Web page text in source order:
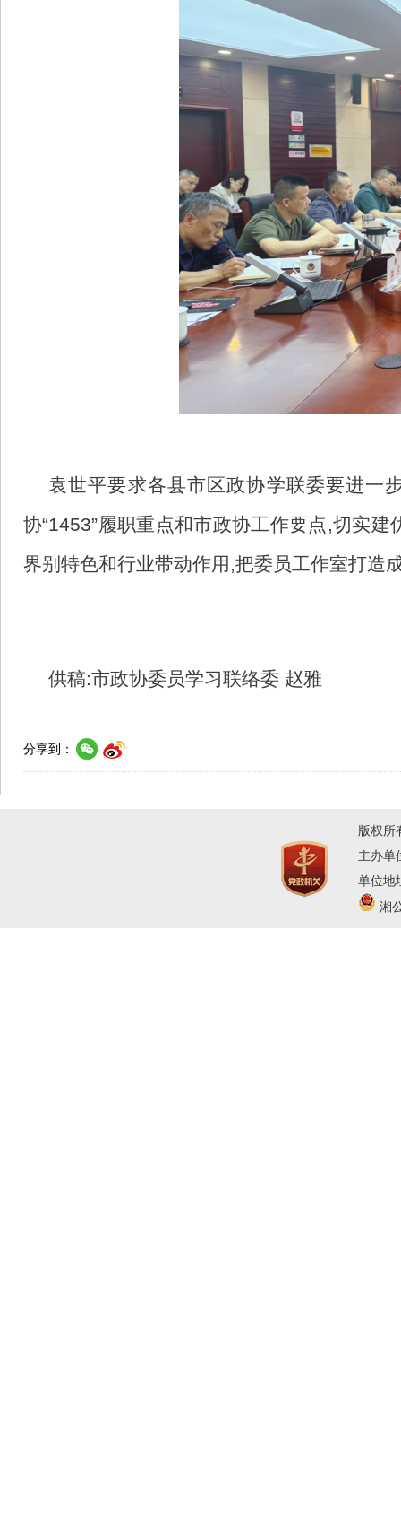
袁世平要求各县市区政协学联委要进一
协“1453”履职重点和市政协工作要点,切实
界别特色和行业带动作用,把委员工作室打造
供稿:市政协委员学习联络委 赵雅
分享到：
版权所
主办单
单位地
湘